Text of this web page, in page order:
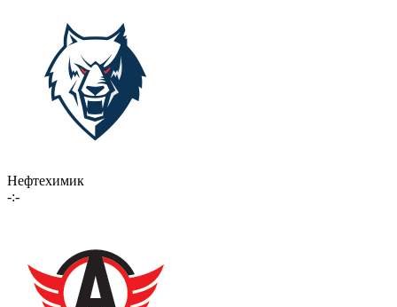
Нефтехимик
-:-